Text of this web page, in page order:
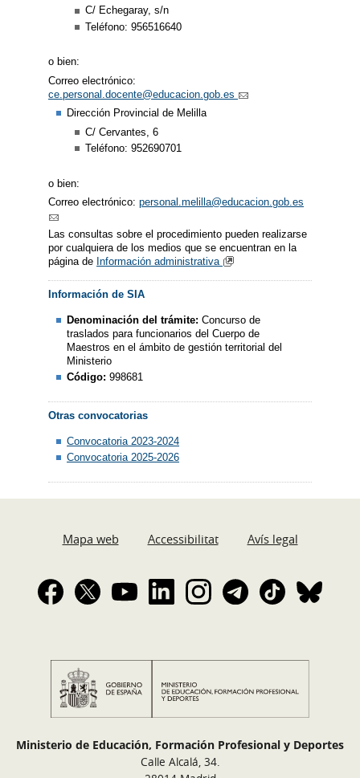
C/ Echegaray, s/n
Teléfono: 956516640
o bien:
Correo electrónico:
ce.personal.docente@educacion.gob.es
Dirección Provincial de Melilla
C/ Cervantes, 6
Teléfono: 952690701
o bien:
Correo electrónico: personal.melilla@educacion.gob.es
Las consultas sobre el procedimiento pueden realizarse
por cualquiera de los medios que se encuentran en la
página de Información administrativa
Información de SIA
Denominación del trámite:Concurso de
traslados para funcionarios del Cuerpo de
Maestros en el ámbito de gestión territorial del
Ministerio
Código:998681
Otras convocatorias
Convocatoria 2023-2024
Convocatoria 2025-2026
Mapa web Accessibilitat Avís legal
Ministerio de Educación, Formación Profesional y Deportes
Calle Alcalá, 34.